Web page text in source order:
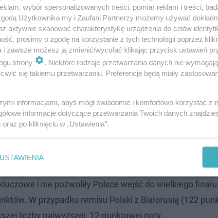
polskiej publiczności. Białoruś otrzymała od
punkty - łącznie nasi zachodni na mapie sąsiedzi
i nie pozwoliły Polsce wejść do wielkiego
W przypadku remisu Polski z Białorusią (122
liczby najwyższej, 12-punktowej noty.
wybór spersonalizowanych treści, pomiar reklam i treści,
Użytkownika my i Zaufani Partnerzy możemy używać
aktywnie skanować charakterystykę urządzenia do celów
prosimy o zgodę na korzystanie z tych technologii poprzez
i zawsze możesz ją zmienić/wycofać klikając przycisk ustawień
strony
. Niektóre rodzaje przetwarzania danych nie
się takiemu przetwarzaniu. Preferencje będą miały
informacjami, abyś mógł świadomie i komfortowo korzystać z
informacje dotyczące przetwarzania Twoich danych
oraz po kliknięciu w „Ustawienia”.
USTAWIENIA